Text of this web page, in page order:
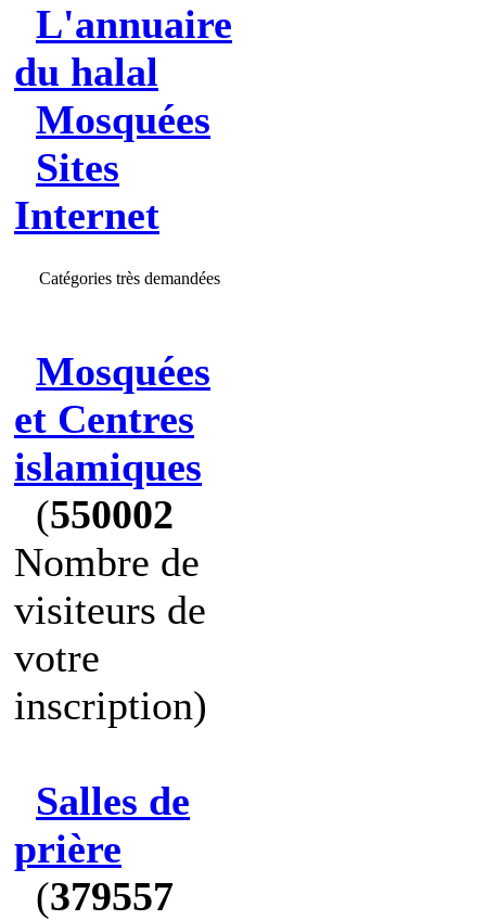
L'annuaire
du halal
Mosquées
Sites
Internet
Catégories très demandées
Mosquées
et Centres
islamiques
(550002
Nombre de
visiteurs de
votre
inscription)
Salles de
prière
(379557